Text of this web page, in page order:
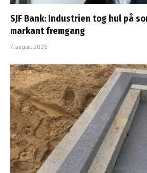
SJF Bank: Industrien tog hul på
markant fremgang
7. august 2026